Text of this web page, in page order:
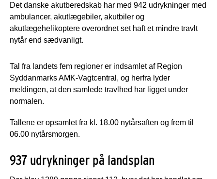
Det danske akutberedskab har med 942 udrykninger med
ambulancer, akutlægebiler, akutbiler og
akutlægehelikoptere overordnet set haft et mindre travlt
nytår end sædvanligt.
Tal fra landets fem regioner er indsamlet af Region
Syddanmarks AMK-Vagtcentral, og herfra lyder
meldingen, at den samlede travlhed har ligget under
normalen.
Tallene er opsamlet fra kl. 18.00 nytårsaften og frem til
06.00 nytårsmorgen.
937 udrykninger på landsplan